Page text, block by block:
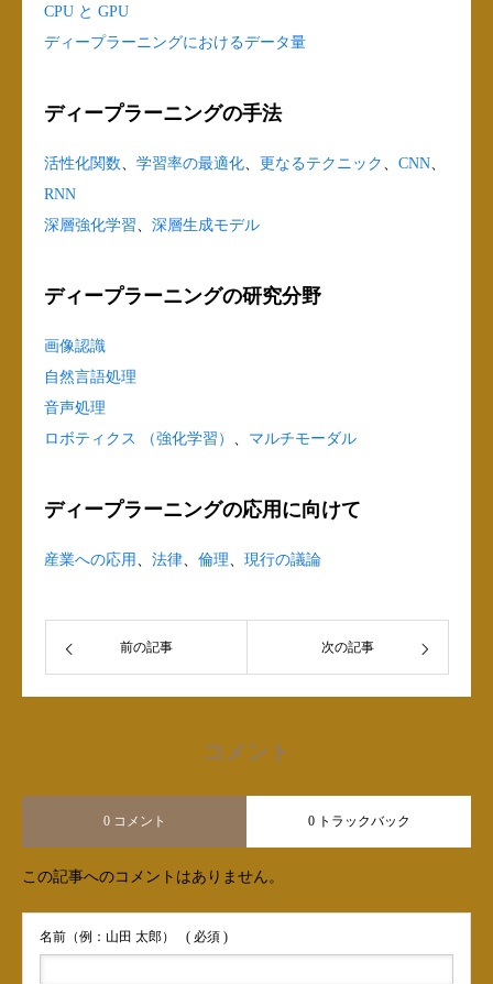
CPU と GPU
ディープラーニングにおけるデータ量
ディープラーニングの手法
活性化関数、 学習率の最適化、 更なるテクニック 、 CNN、
RNN
深層強化学習、 深層生成モデル
ディープラーニングの研究分野
画像認識
自然言語処理
音声処理
ロボティクス （強化学習） 、 マルチモーダル
ディープラーニングの応用に向けて
産業への応用 、 法律、 倫理、 現行の議論
前の記事 次の記事
コメント
0 コメント 0 トラックバック
この記事へのコメントはありません。
名前（例：山田 太郎） ( 必須 )